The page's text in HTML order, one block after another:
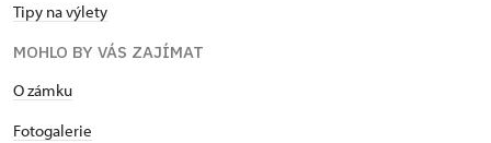
Tipy na výlety
MOHLO BY VÁS ZAJÍMAT
O zámku
Fotogalerie